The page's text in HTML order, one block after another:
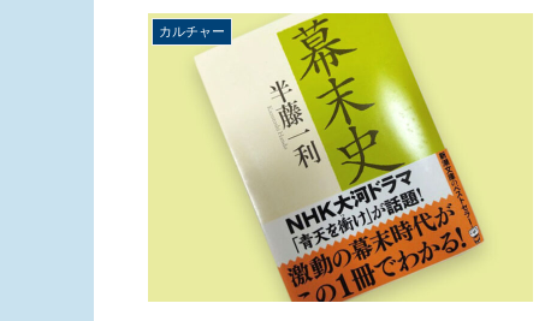
カルチャー